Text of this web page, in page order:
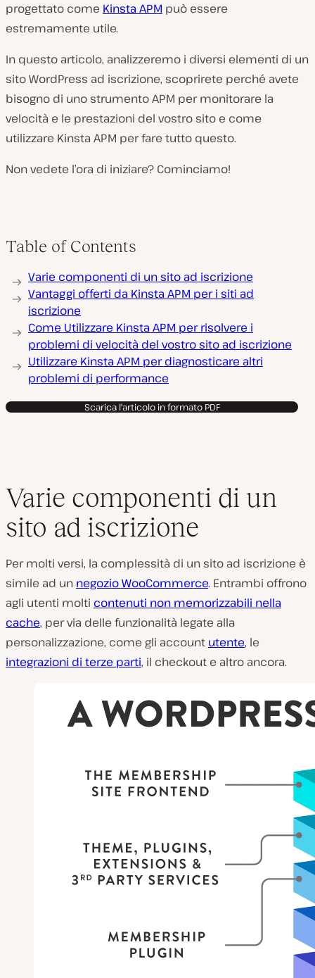
progettato come Kinsta APM può essere
estremamente utile.
In questo articolo, analizzeremo i diversi elementi di un
sito WordPress ad iscrizione, scoprirete perché avete
bisogno di uno strumento APM per monitorare la
velocità e le prestazioni del vostro sito e come
utilizzare Kinsta APM per fare tutto questo.
Non vedete l’ora di iniziare? Cominciamo!
Table of Contents
Varie componenti di un sito ad iscrizione
Vantaggi offerti da Kinsta APM per i siti ad
iscrizione
Come Utilizzare Kinsta APM per risolvere i
problemi di velocità del vostro sito ad iscrizione
Utilizzare Kinsta APM per diagnosticare altri
problemi di performance
Scarica l'articolo in formato PDF
Varie componenti di un
sito ad iscrizione
Per molti versi, la complessità di un sito ad iscrizione è
simile ad un negozio WooCommerce. Entrambi offrono
agli utenti molti contenuti non memorizzabili nella
cache, per via delle funzionalità legate alla
personalizzazione, come gli account utente, le
integrazioni di terze parti, il checkout e altro ancora.